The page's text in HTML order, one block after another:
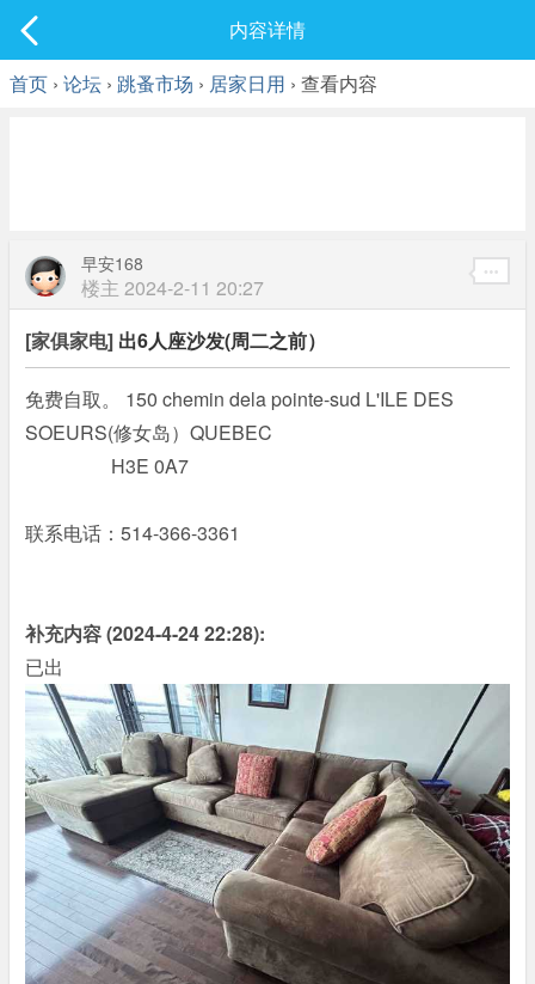
最新发表
内容详情
首页 › 论坛 › 跳蚤市场 › 居家日用 › 查看内容
早安168
楼主 2024-2-11 20:27
[家俱家电] 出6人座沙发(周二之前）
免费自取。 150 chemin dela pointe-sud L'ILE DES
SOEURS(修女岛）QUEBEC
H3E 0A7
联系电话：514-366-3361
补充内容 (2024-4-24 22:28):
已出